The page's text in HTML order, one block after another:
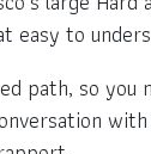
easy to
path, so you